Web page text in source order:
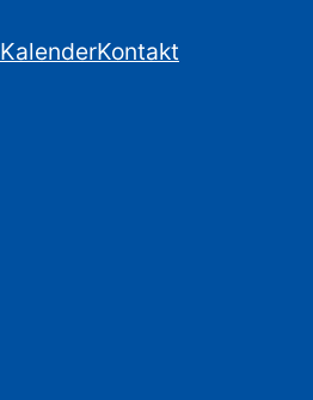
KalenderKontakt